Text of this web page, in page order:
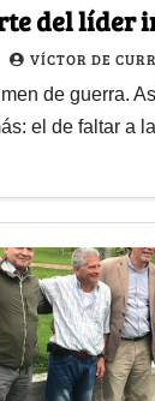
del líder
VÍCTOR DE
de guerra.
el de faltar a